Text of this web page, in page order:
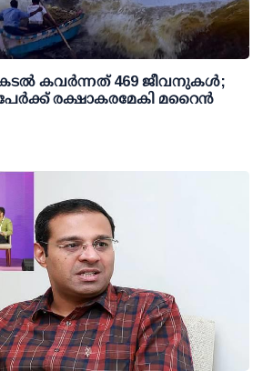
കടല്‍ കവര്‍ന്നത് 469 ജീവനുകള്‍;
പേര്‍ക്ക് രക്ഷാകരമേകി മറൈന്‍